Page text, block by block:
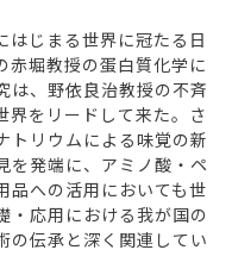
じまる世界に冠たる日
赤堀教授の蛋白質化学に
は、野依良治教授の不斉
界をリードして来た。さ
トリウムによる味覚の新
を発端に、アミノ酸・ペ
品への活用においても世
・応用における我が国の
の伝承と深く関連してい